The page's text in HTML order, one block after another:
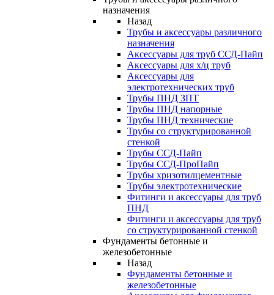
назначения
Назад
Трубы и аксессуары различного
назначения
Аксессуары для труб ССД-Пайп
Аксессуары для х/ц труб
Аксессуары для
электротехнических труб
Трубы ПНД ЗПТ
Трубы ПНД напорные
Трубы ПНД технические
Трубы со структурированной
стенкой
Трубы ССД-Пайп
Трубы ССД-ПроПайп
Трубы хризотилцементные
Трубы электротехнические
Фитинги и аксессуары для труб
ПНД
Фитинги и аксессуары для труб
со структурированной стенкой
Фундаменты бетонные и
железобетонные
Назад
Фундаменты бетонные и
железобетонные